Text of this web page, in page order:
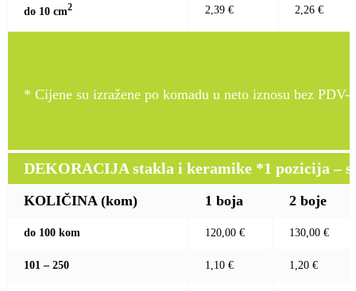
do 10 cm2 2,39 € 2,26 €
* Cijene su izražene po komadu u neto iznosu bez PDV-
DEKORACIJA stakla i keramike *1 pozicija –
KOLIČINA (kom) 1 boja 2 boje
do 100 kom 120,00 € 130,00 €
101 – 250 1,10 € 1,20 €